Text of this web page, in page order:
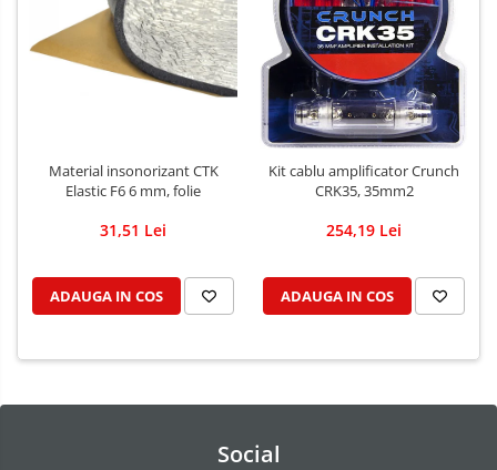
Material insonorizant CTK
Elastic F6 6 mm, folie
31,51 Lei
ADAUGA IN COS
Kit cablu amplificator Crunch
CRK35, 35mm2
254,19 Lei
ADAUGA IN COS
Social